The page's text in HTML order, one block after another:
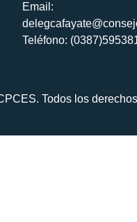
Email:
Teléfono:
Todos los